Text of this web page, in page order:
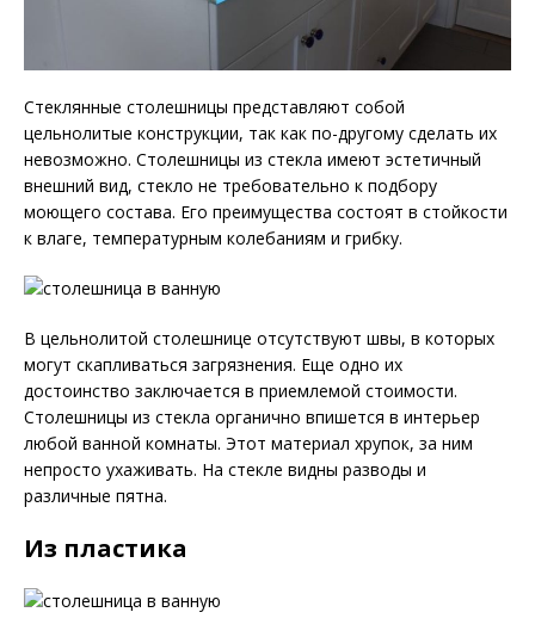
Стеклянные столешницы представляют собой
цельнолитые конструкции, так как по-другому сделать их
невозможно. Столешницы из стекла имеют эстетичный
внешний вид, стекло не требовательно к подбору
моющего состава. Его преимущества состоят в стойкости
к влаге, температурным колебаниям и грибку.
В цельнолитой столешнице отсутствуют швы, в которых
могут скапливаться загрязнения. Еще одно их
достоинство заключается в приемлемой стоимости.
Столешницы из стекла органично впишется в интерьер
любой ванной комнаты. Этот материал хрупок, за ним
непросто ухаживать. На стекле видны разводы и
различные пятна.
Из пластика